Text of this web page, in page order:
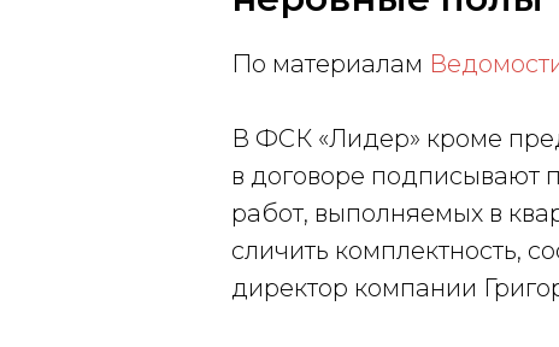
По материалам
В ФСК «Лидер» кроме
в договоре подписывают
работ, выполняемых в
сличить комплектность,
директор компании